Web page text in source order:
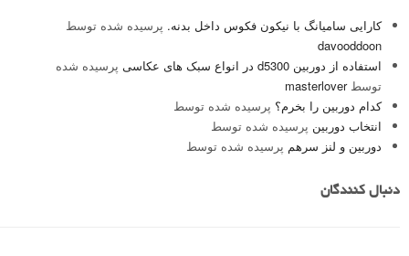
کارایی سامیانگ با نیکون فکوس داخل بدنه. پرسیده شده توسط
davooddoon
استفاده از دوربین d5300 در انواع سبک های عکاسی
پرسیده شده
توسطmasterlover
کدام دوربین را بخرم؟ پرسیده شده توسط
انتخاب دوربین پرسیده شده توسط
دوربین و لنز سرهم پرسیده شده توسط
دنبال کنندگان